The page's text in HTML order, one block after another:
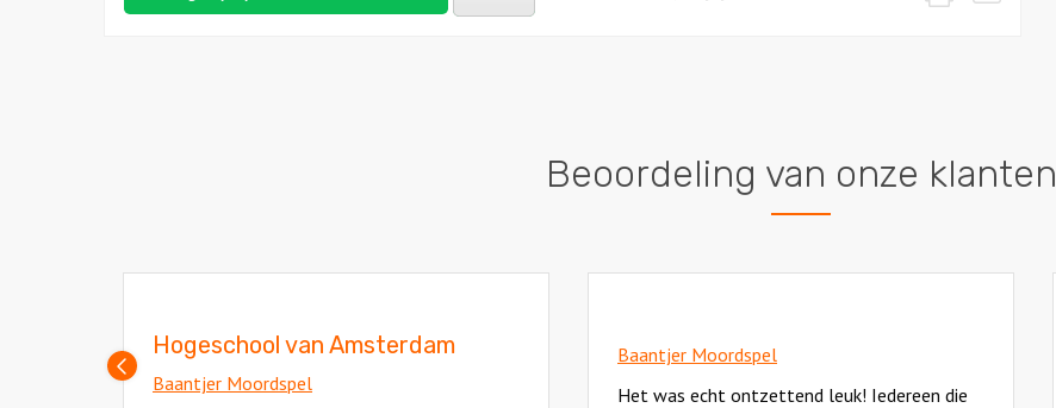
uitjes
Beoordeling van onze klanten
Vorige
slide
Hogeschool van Amsterdam
Baantjer Moordspel
Baantjer Moordspel
Het was echt ontzettend leuk! Iedereen die